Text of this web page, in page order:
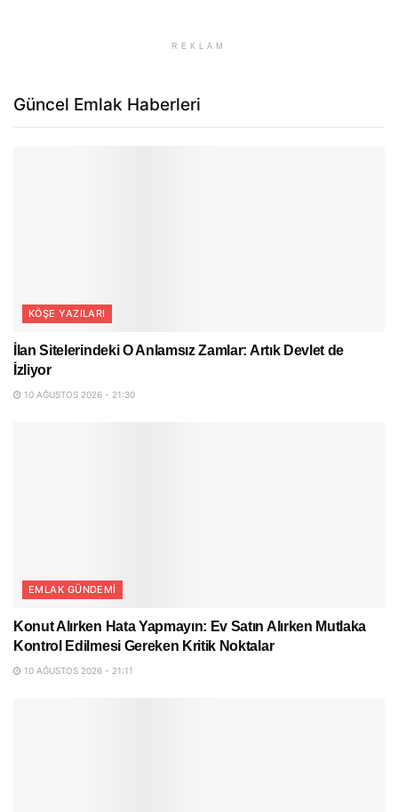
REKLAM
Güncel Emlak Haberleri
KÖŞE YAZILARI
İlan Sitelerindeki O Anlamsız Zamlar: Artık Devlet de
İzliyor
10 AĞUSTOS 2026 - 21:30
EMLAK GÜNDEMI
Konut Alırken Hata Yapmayın: Ev Satın Alırken Mutlaka
Kontrol Edilmesi Gereken Kritik Noktalar
10 AĞUSTOS 2026 - 21:11